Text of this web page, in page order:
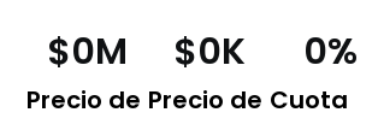
Precio de
$0M
Precio de
$0K
Cuota
0%